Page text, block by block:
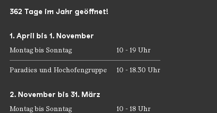
362 Tage im Jahr geöffnet!
1. April bis 1. November
Montag bis Sonntag 10 - 19 Uhr
Paradies und Hochofengruppe 10 - 18.30 Uhr
2. November bis 31. März
Montag bis Sonntag 10 - 18 Uhr